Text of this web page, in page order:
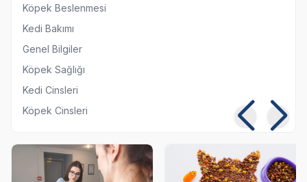
Köpek Beslenmesi
Kedi Bakımı
Genel Bilgiler
Köpek Sağlığı
Kedi Cinsleri
Köpek Cinsleri